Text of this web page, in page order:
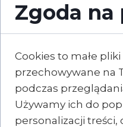
Koncentracja,
Zgoda
Cookies to małe
przechowywane na
podczas
Używamy ich do
personalizacji treści,